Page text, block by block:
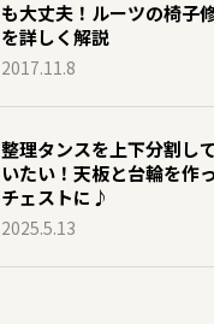
も大丈夫！ルーツの椅子
を詳しく解説
2017.11.8
整理タンスを上下分割し
いたい！天板と台輪を作
チェストに♪
2025.5.13